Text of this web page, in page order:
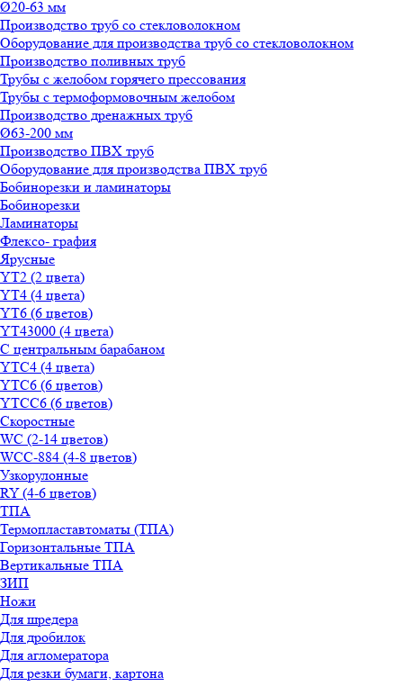
Ø20-63 мм
Производство труб со стекловолокном
Оборудование для производства труб со стекловолокном
Производство поливных труб
Трубы с желобом горячего прессования
Трубы с термоформовочным желобом
Производство дренажных труб
Ø63-200 мм
Производство ПВХ труб
Оборудование для производства ПВХ труб
Бобинорезки и ламинаторы
Бобинорезки
Ламинаторы
Флексо- графия
Ярусные
YT2 (2 цвета)
YT4 (4 цвета)
YT6 (6 цветов)
YT43000 (4 цвета)
С центральным барабаном
YТС4 (4 цвета)
YТС6 (6 цветов)
YТСC6 (6 цветов)
Скоростные
WС (2-14 цветов)
WСС-884 (4-8 цветов)
Узкорулонные
RY (4-6 цветов)
ТПА
Термопластавтоматы (ТПА)
Горизонтальные ТПА
Вертикальные ТПА
ЗИП
Ножи
Для шредера
Для дробилок
Для агломератора
Для резки бумаги, картона